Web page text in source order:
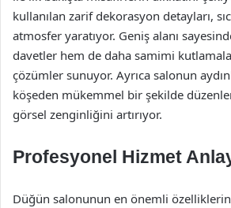
kullanılan zarif dekorasyon detayları,
atmosfer yaratıyor. Geniş alanı
davetler hem de daha samimi
çözümler sunuyor. Ayrıca salonun
köşeden mükemmel bir şekilde
görsel zenginliğini artırıyor.
Profesyonel Hizmet
Düğün salonunun en önemli